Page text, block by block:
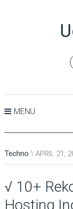
MENU
Techno APRIL 21,
√ 10+
Hosting